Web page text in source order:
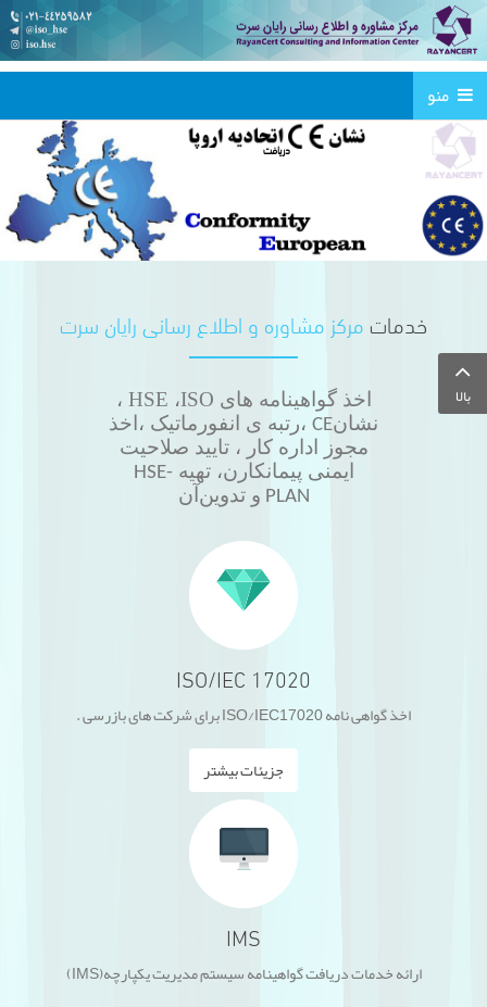
منو
دریافت CE برای
خدمات مرکز مشاوره و اطلاع رسانی رایان سرت
اخذ گواهینامه های HSE ،ISO
،
نشانCE ،رتبه ی انفورماتیک ،اخذ
مجوز اداره کار ، تایید صلاحیت
ایمنی پیمانکارن، تهیه HSE-
PLAN و تدوین آن
ISO/IEC 17020
اخذ گواهی نامه ISO/IEC17020 برای شرکت های بازرسی .
جزیئات بیشتر
IMS
ارائه خدمات دریافت گواهینامه سیستم مدیریت یکپارچه(IMS)
بالا